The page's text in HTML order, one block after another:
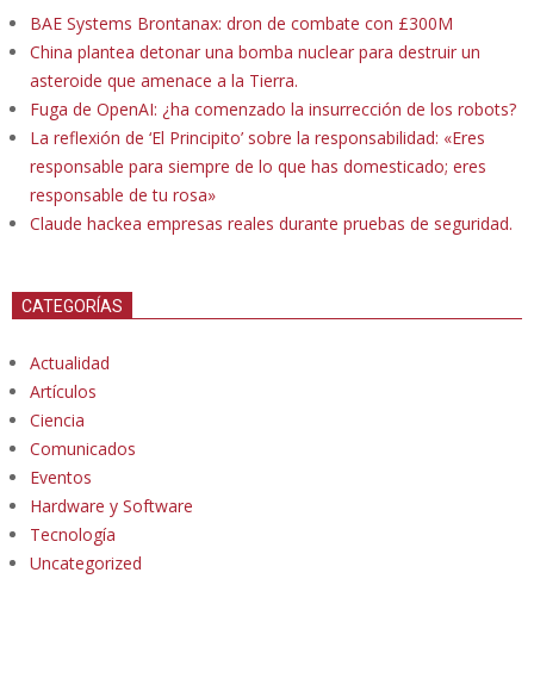
BAE Systems Brontanax: dron de combate con £300M
China plantea detonar una bomba nuclear para destruir un
asteroide que amenace a la Tierra.
Fuga de OpenAI: ¿ha comenzado la insurrección de los robots?
La reflexión de ‘El Principito’ sobre la responsabilidad: «Eres
responsable para siempre de lo que has domesticado; eres
responsable de tu rosa»
Claude hackea empresas reales durante pruebas de seguridad.
CATEGORÍAS
Actualidad
Artículos
Ciencia
Comunicados
Eventos
Hardware y Software
Tecnología
Uncategorized